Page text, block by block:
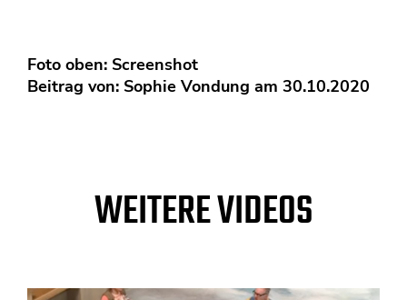
Foto oben: Screenshot
Beitrag von: Sophie Vondung am 30.10.2020
WEITERE VIDEOS